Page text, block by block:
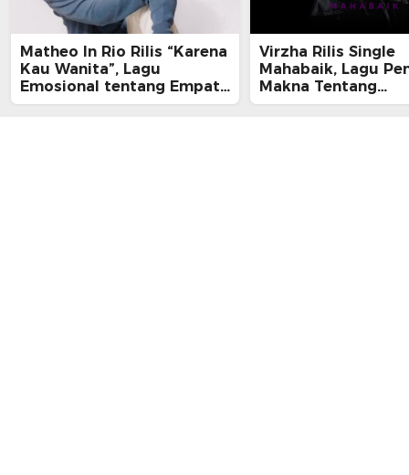
Matheo In Rio Rilis “Karena
Kau Wanita”, Lagu
Emosional tentang Empati
dan Kelelahan Perempuan
Virzha Rilis Single
Mahabaik, Lagu
Makna Tentang
Pengampunan dan